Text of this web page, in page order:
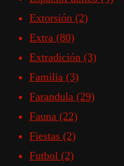
Extorsión (2)
Extra (80)
Extradición (3)
Familia (3)
Farandula (29)
Fauna (22)
Fiestas (2)
Futbol (2)